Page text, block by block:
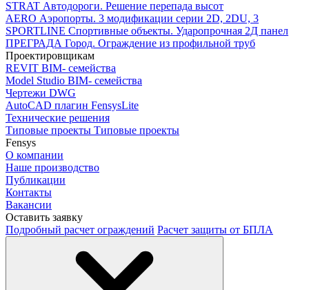
STRAT Автодороги. Решение перепада высот
AERO Аэропорты. 3 модификации серии 2D, 2DU, 3
SPORTLINE Спортивные объекты. Ударопрочная 2Д панел
ПРЕГРАДА Город. Ограждение из профильной труб
Проектировщикам
REVIT BIM- семейства
Model Studio BIM- семейства
Чертежи DWG
AutoCAD плагин FensysLite
Технические решения
Типовые проекты Типовые проекты
Fensys
О компании
Наше производство
Публикации
Контакты
Вакансии
Оставить заявку
Подробный расчет ограждений Расчет защиты от БПЛА